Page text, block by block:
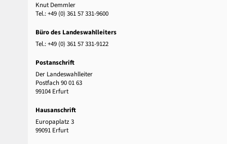
Knut Demmler
Tel.: +49 (0) 361 57 331-9600
Büro des Landeswahlleiters
Tel.: +49 (0) 361 57 331-9122
Postanschrift
Der Landeswahlleiter
Postfach 90 01 63
99104 Erfurt
Hausanschrift
Europaplatz 3
99091 Erfurt